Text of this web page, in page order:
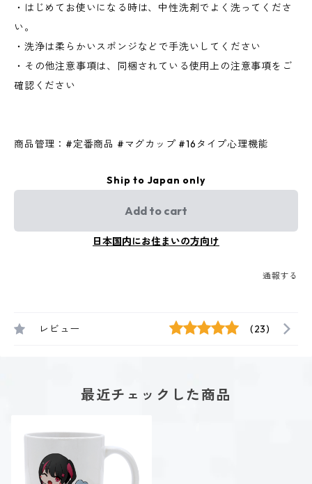
・はじめてお使いになる時は、中性洗剤でよく洗ってくださ
い。
・洗浄は柔らかいスポンジなどで手洗いしてください
・その他注意事項は、同梱されている使用上の注意事項をご
確認ください
商品管理：#定番商品 #マグカップ #16タイプ心理機能
Ship to Japan only
Add to cart
日本国内にお住まいの方向け
通報する
レビュー (23)
最近チェックした商品